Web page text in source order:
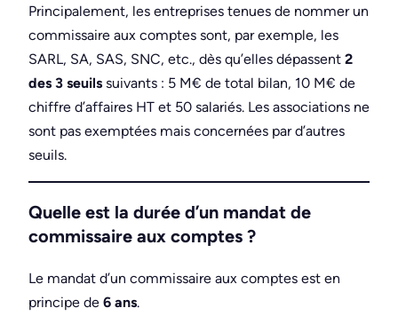
Principalement, les entreprises tenues de nommer un
commissaire aux comptes sont, par exemple, les
SARL, SA, SAS, SNC, etc., dès qu’elles dépassent 2
des 3 seuils suivants : 5 M€ de total bilan, 10 M€ de
chiffre d’affaires HT et 50 salariés. Les associations ne
sont pas exemptées mais concernées par d’autres
seuils.
Quelle est la durée d’un mandat de
commissaire aux comptes ?
Le mandat d’un commissaire aux comptes est en
principe de 6 ans.